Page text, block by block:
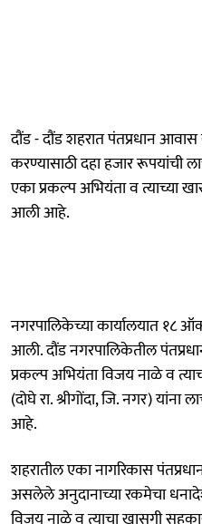
दौंड - दौंड शहरात पंतप्रधान
करण्यासाठी दहा हजार रूपयांची
एका प्रकल्प अभियंता व त्याच्या
आली आहे.
नगरपालिकेच्या कार्यालयात १८
आली. दौंड नगरपालिकेतील
प्रकल्प अभियंता विजय नाळे व
(दोघे रा. श्रीगोंदा, जि. नगर)
आहे.
शहरातील एका नागरिकास
असलेले अनुदानाच्या रकमेचा